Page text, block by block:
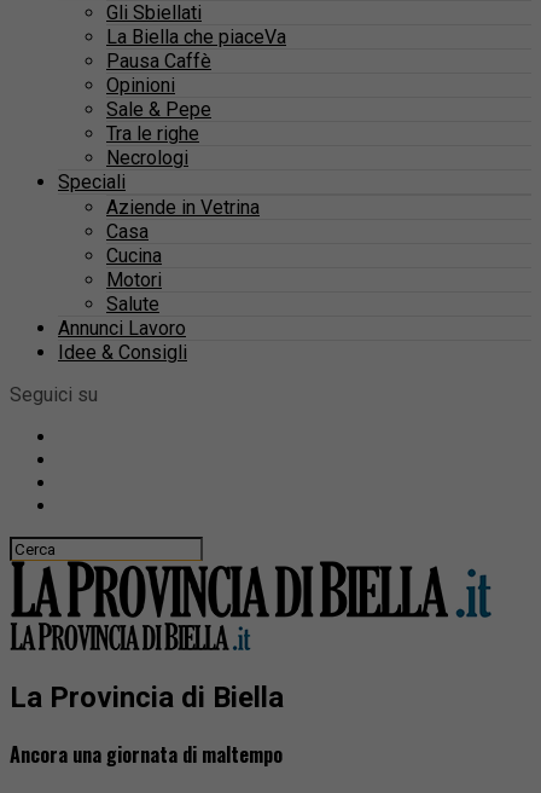
Gli Sbiellati
La Biella che piaceVa
Pausa Caffè
Opinioni
Sale & Pepe
Tra le righe
Necrologi
Speciali
Aziende in Vetrina
Casa
Cucina
Motori
Salute
Annunci Lavoro
Idee & Consigli
Seguici su
La Provincia di Biella
Ancora una giornata di maltempo